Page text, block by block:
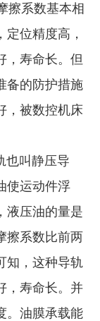
擦系数基本相
位精度高，
，寿命长。但
备的防护措施
，被数控机床
叫静压导
使运动件浮
液压油的量是
擦系数比前两
知，这种导轨
，寿命长。并
。油膜承载能